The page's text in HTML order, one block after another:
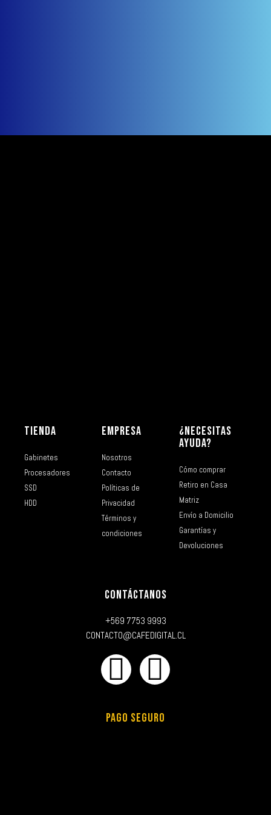
TIENDA
Gabinetes
Procesadores
SSD
HDD
EMPRESA
Nosotros
Contacto
Políticas de
Privacidad
Términos y
condiciones
¿NECESITAS
AYUDA?
Cómo comprar
Retiro en Casa
Matriz
Envío a Domicilio
Garantías y
Devoluciones
CONTÁCTANOS
+569 7753 9993
CONTACTO@CAFEDIGITAL.CL
PAGO SEGURO